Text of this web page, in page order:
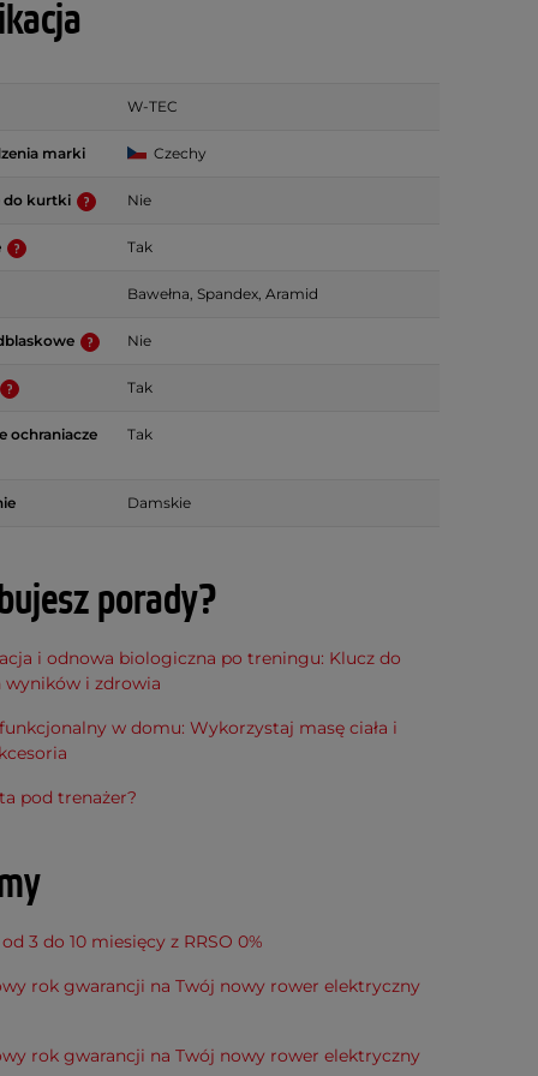
W-TEC
marki Czechy
do kurtki Nie
Tak
Bawełna, Spandex, Aramid
Nie
Tak
ochraniacze Tak
Damskie
porady?
i odnowa biologiczna po treningu: Klucz do
wyników i zdrowia
w domu: Wykorzystaj masę ciała i
pod trenażer?
3 do 10 miesięcy z RRSO 0%
rok gwarancji na Twój nowy rower elektryczny
rok gwarancji na Twój nowy rower elektryczny